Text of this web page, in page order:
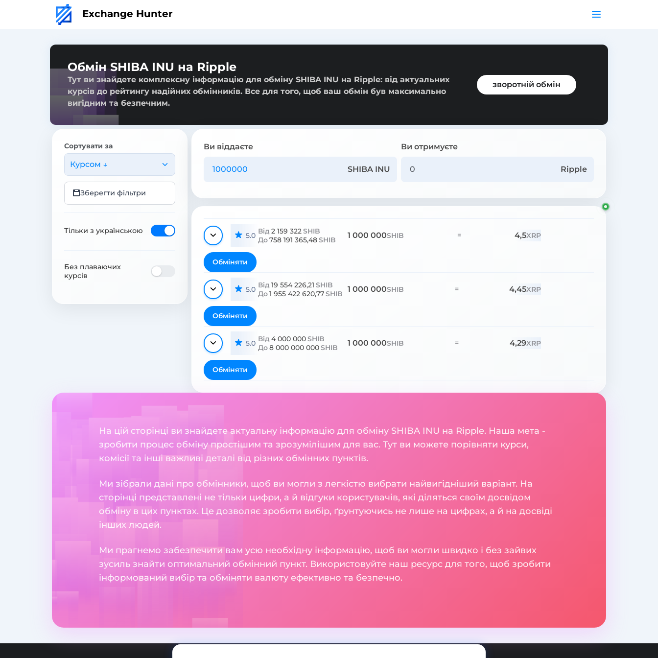
Exchange Hunter
Обмін SHIBA INU на Ripple
Тут ви знайдете комплексну інформацію для обміну SHIBA INU на Ripple: від актуальних
курсів до рейтингу надійних обмінників. Все для того, щоб ваш обмін був максимально
вигідним та безпечним.
зворотній обмін
Сортувати за
Курсом ↓
Зберегти фільтри
Тільки з українською
Без плаваючих
курсів
Ви віддаєте
SHIBA INU
Ви отримуєте
Ripple
5.0 Від 2 159 322SHIB
До758 191 365,48SHIB 1 000 000SHIB = 4,5XRP
Обміняти
5.0 Від 19 554 226,21 SHIB
До1 955 422 620,77SHIB 1 000 000SHIB = 4,45XRP
Обміняти
5.0 Від 4 000 000SHIB
До8 000 000 000SHIB 1 000 000SHIB = 4,29XRP
Обміняти
На цій сторінці ви знайдете актуальну інформацію для обміну SHIBA INU на Ripple. Наша мета -
зробити процес обміну простішим та зрозумілішим для вас. Тут ви можете порівняти курси,
комісії та інші важливі деталі від різних обмінних пунктів.
Ми зібрали дані про обмінники, щоб ви могли з легкістю вибрати найвигідніший варіант. На
сторінці представлені не тільки цифри, а й відгуки користувачів, які діляться своїм досвідом
обміну в цих пунктах. Це дозволяє зробити вибір, ґрунтуючись не лише на цифрах, а й на досвіді
інших людей.
Ми прагнемо забезпечити вам усю необхідну інформацію, щоб ви могли швидко і без зайвих
зусиль знайти оптимальний обмінний пункт. Використовуйте наш ресурс для того, щоб зробити
інформований вибір та обміняти валюту ефективно та безпечно.